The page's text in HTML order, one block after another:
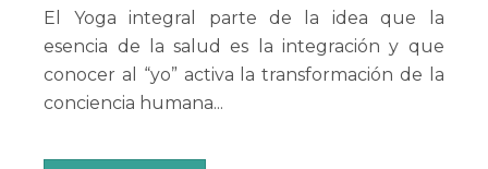
El Yoga integral parte de la idea que la
esencia de la salud es la integración y que
conocer al “yo” activa la transformación de la
conciencia humana...